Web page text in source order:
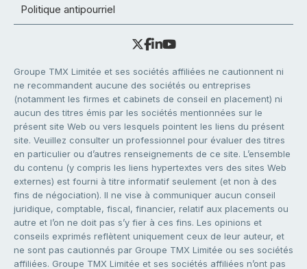
Politique antipourriel
Groupe TMX Limitée et ses sociétés affiliées ne cautionnent ni
ne recommandent aucune des sociétés ou entreprises
(notamment les firmes et cabinets de conseil en placement) ni
aucun des titres émis par les sociétés mentionnées sur le
présent site Web ou vers lesquels pointent les liens du présent
site. Veuillez consulter un professionnel pour évaluer des titres
en particulier ou d’autres renseignements de ce site. L’ensemble
du contenu (y compris les liens hypertextes vers des sites Web
externes) est fourni à titre informatif seulement (et non à des
fins de négociation). Il ne vise à communiquer aucun conseil
juridique, comptable, fiscal, financier, relatif aux placements ou
autre et l’on ne doit pas s’y fier à ces fins. Les opinions et
conseils exprimés reflètent uniquement ceux de leur auteur, et
ne sont pas cautionnés par Groupe TMX Limitée ou ses sociétés
affiliées. Groupe TMX Limitée et ses sociétés affiliées n’ont pas